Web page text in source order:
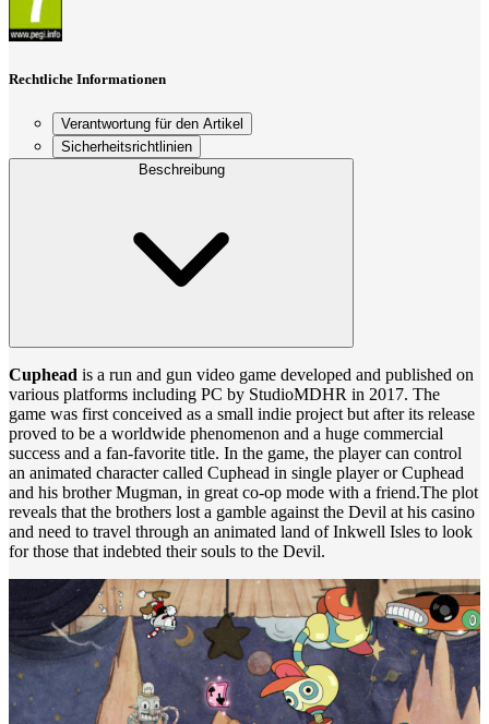
Rechtliche Informationen
Verantwortung für den Artikel
Sicherheitsrichtlinien
Beschreibung
Cuphead is a run and gun video game developed and published on
various platforms including PC by StudioMDHR in 2017. The
game was first conceived as a small indie project but after its release
proved to be a worldwide phenomenon and a huge commercial
success and a fan-favorite title. In the game, the player can control
an animated character called Cuphead in single player or Cuphead
and his brother Mugman, in great co-op mode with a friend.The plot
reveals that the brothers lost a gamble against the Devil at his casino
and need to travel through an animated land of Inkwell Isles to look
for those that indebted their souls to the Devil.